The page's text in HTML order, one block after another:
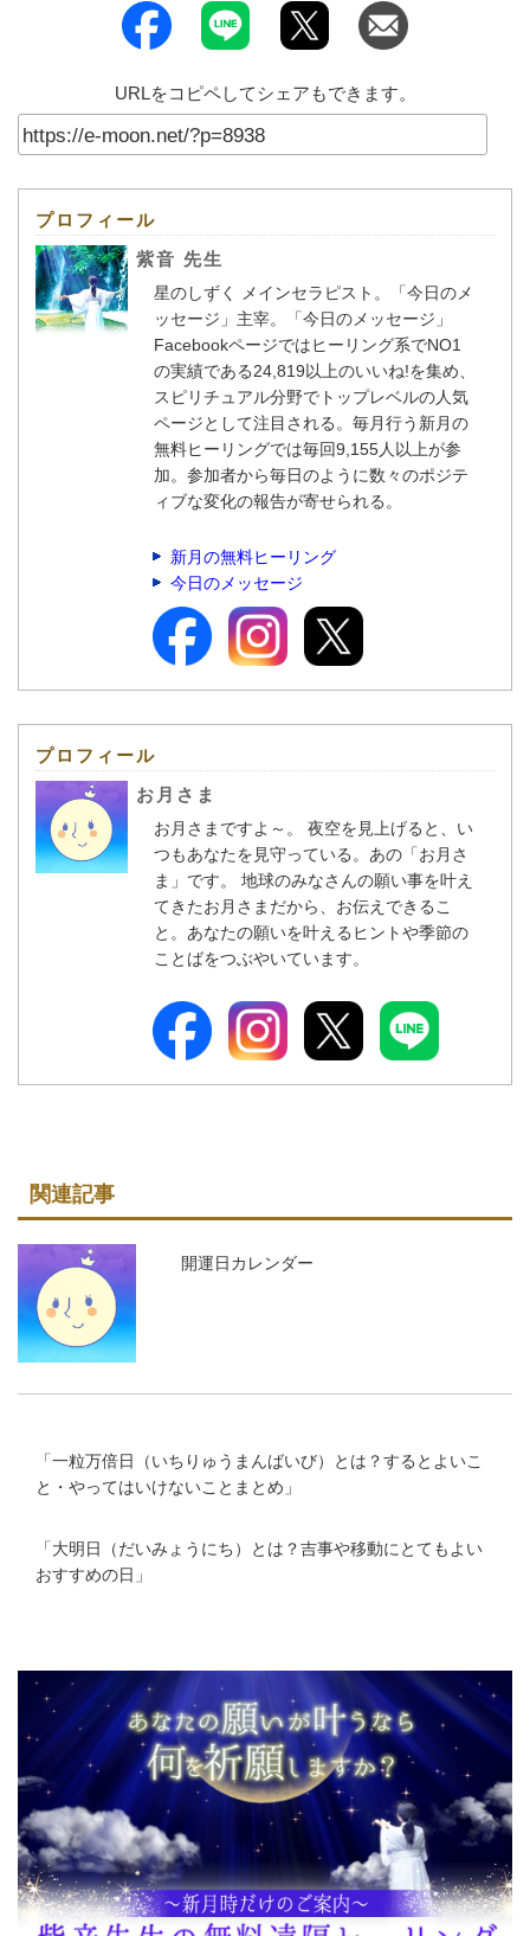
URLをコピペしてシェアもできます。
プロフィール
紫音 先生
星のしずく メインセラピスト。「今日のメ
ッセージ」主宰。「今日のメッセージ」
Facebookページではヒーリング系でNO1
の実績である24,819以上のいいね!を集め、
スピリチュアル分野でトップレベルの人気
ページとして注目される。毎月行う新月の
無料ヒーリングでは毎回9,155人以上が参
加。参加者から毎日のように数々のポジテ
ィブな変化の報告が寄せられる。
新月の無料ヒーリング
今日のメッセージ
プロフィール
お月さま
お月さまですよ～。 夜空を見上げると、い
つもあなたを見守っている。あの「お月さ
ま」です。 地球のみなさんの願い事を叶え
てきたお月さまだから、お伝えできるこ
と。あなたの願いを叶えるヒントや季節の
ことばをつぶやいています。
関連記事
開運日カレンダー
「一粒万倍日（いちりゅうまんばいび）とは？するとよいこ
と・やってはいけないことまとめ 」
「大明日（だいみょうにち）とは？吉事や移動にとてもよい
おすすめの日 」